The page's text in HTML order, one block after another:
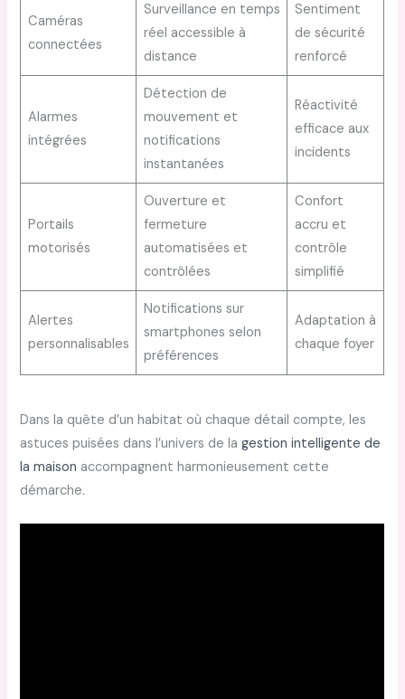
Caméras
connectées
Surveillance en temps
réel accessible à
distance
Sentiment
de sécurité
renforcé
Alarmes
intégrées
Détection de
mouvement et
notifications
instantanées
Réactivité
efficace aux
incidents
Portails
motorisés
Ouverture et
fermeture
automatisées et
contrôlées
Confort
accru et
contrôle
simplifié
Alertes
personnalisables
Notifications sur
smartphones selon
préférences
Adaptation à
chaque foyer
Dans la quête d’un habitat où chaque détail compte, les
astuces puisées dans l’univers de lagestion intelligente de
la maison accompagnent harmonieusement cette
démarche.